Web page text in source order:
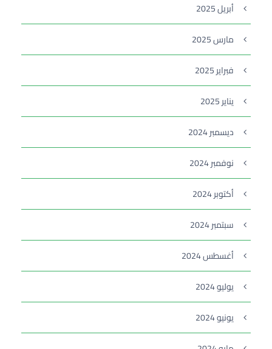
أبريل 2025
مارس 2025
فبراير 2025
يناير 2025
ديسمبر 2024
نوفمبر 2024
أكتوبر 2024
سبتمبر 2024
أغسطس 2024
يوليو 2024
يونيو 2024